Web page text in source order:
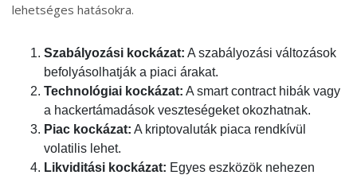
lehetséges hatásokra.
Szabályozási kockázat: A szabályozási változások
befolyásolhatják a piaci árakat.
Technológiai kockázat: A smart contract hibák vagy
a hackertámadások veszteségeket okozhatnak.
Piac kockázat: A kriptovaluták piaca rendkívül
volatilis lehet.
Likviditási kockázat: Egyes eszközök nehezen